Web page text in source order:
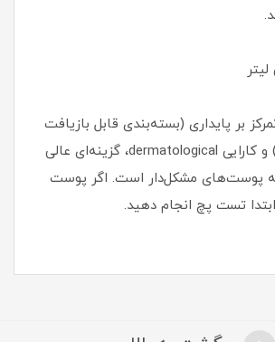
بر پایداری (بسته‌بندی قابل بازیافت
و مواد بازیافتی) و کارایی dermatological، گزینه‌ای عالی
پوست‌های مشکل‌دار است. اگر پوست
تست پچ انجام دهید.